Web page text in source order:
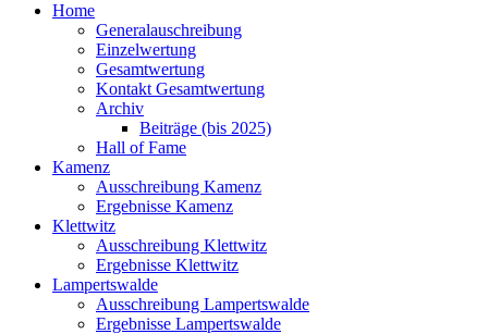
Home
Generalauschreibung
Einzelwertung
Gesamtwertung
Kontakt Gesamtwertung
Archiv
Beiträge (bis 2025)
Hall of Fame
Kamenz
Ausschreibung Kamenz
Ergebnisse Kamenz
Klettwitz
Ausschreibung Klettwitz
Ergebnisse Klettwitz
Lampertswalde
Ausschreibung Lampertswalde
Ergebnisse Lampertswalde